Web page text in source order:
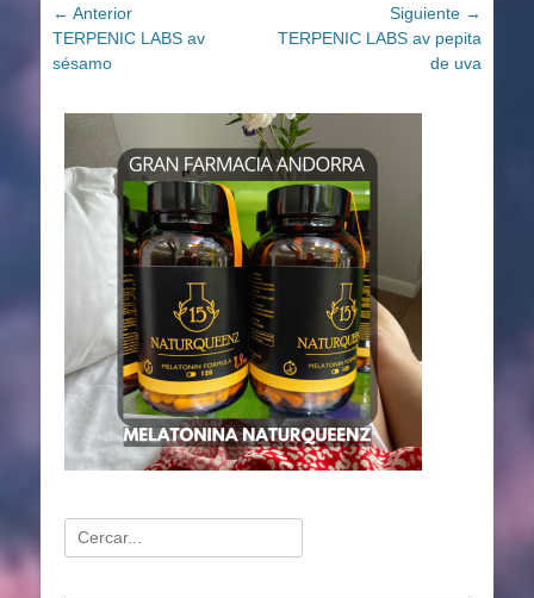
Navegación
de
entradas
← Anterior
Entrada
anterior:
TERPENIC LABS av
sésamo
Siguiente →
Entrada
TERPENIC LABS av pepita
de uva
Buscar: